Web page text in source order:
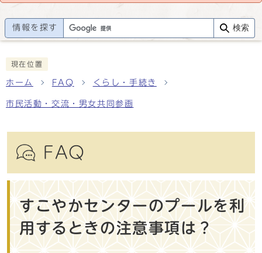
情報を探す 検索
現在位置
ホーム FAQ くらし・手続き
市民活動・交流・男女共同参画
FAQ
すこやかセンターのプールを利
用するときの注意事項は？